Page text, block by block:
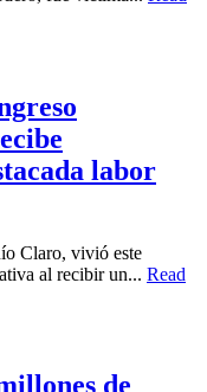
labor
Claro, vivió este
al recibir un... Read
de